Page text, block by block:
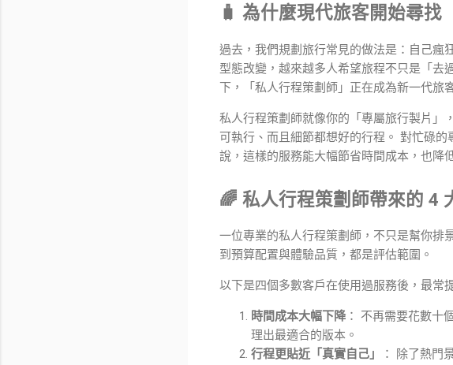
🧳 為什麼現代旅客開始尋找
過去，我們規劃旅行常見的做法是：自己瘋
型態改變，越來越多人希望旅程不只是「去
下，「私人行程策劃師」正在成為新一代旅
私人行程策劃師就像你的「專屬旅行製片」
可執行、而且細節都想好的行程。 對忙碌
說，這樣的服務能大幅節省時間成本，也降
🌈 私人行程策劃師帶來的 4
一位專業的私人行程策劃師，不只是幫你排
到預算配置與體驗品質，都是評估範圍。
以下是四個多數客戶在使用過服務後，最常
時間成本大幅下降 ： 不再需要花數十
理出最適合的版本。
行程更貼近「真實自己」
： 除了熱門